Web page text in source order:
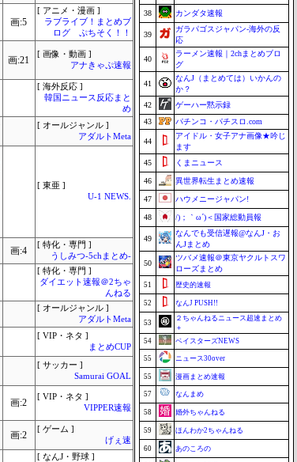
画:5
[ アニメ・漫画 ]
ラブライブ！まとめブ
ログ ぷちそく！！
画:21
[ 画像・動画 ]
アナきゃぷ速報
[ 海外反応 ]
韓国ニュース反応まと
め
[ オールジャンル ]
アダルトMeta
[ 東亜 ]
U-1 NEWS.
画:4
[ 特化・専門 ]
うしみつ-5chまとめ-
[ 特化・専門 ]
ダイエット速報＠2ちゃ
んねる
[ オールジャンル ]
アダルトMeta
[ VIP・ネタ ]
まとめCUP
[ サッカー ]
Samurai GOAL
画:2
[ VIP・ネタ ]
VIPPER速報
画:2
[ ゲーム ]
げぇ速
[ なんJ・野球 ]
38 カンダタ速報
39
ガラパゴスジャパン-海外の反
応
40
ラーメン速報｜2chまとめブロ
グ
41
なんJ（まとめては）いかんの
か？
42
ゲーハー黙示録
43
パチンコ・パチスロ.com
44
アイドル・女子アナ画像★吟じ
ます
45
くまニュース
46 異世界転生まとめ速報
47 ハウメニージャパン!
48 /)；｀ω´)＜国家総動員報
49
なんでも受信遅報@なんJ・お
んJまとめ
50
ツバメ速報＠東京ヤクルトスワ
ローズまとめ
51 歴史的速報
52 なんJ PUSH!!
53
２ちゃんねるニュース超速まとめ
＋
54
ベイスターズNEWS
55 ニュース30over
55 漫画まとめ速報
57 なんまめ
58 婚外ちゃんねる
59 ほんわか2ちゃんねる
60 あのころの